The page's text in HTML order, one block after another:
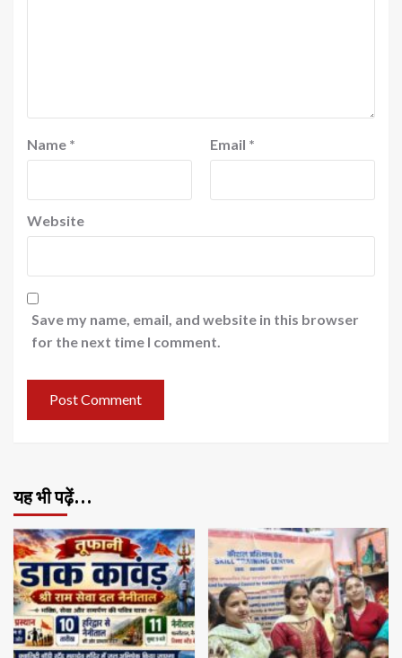
Name * Email *
Website
Save my name, email, and website in this browser
for the next time I comment.
यह भी पढ़ें…